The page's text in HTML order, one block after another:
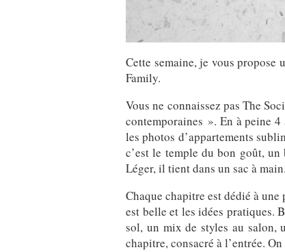
Cette semaine, je vous propose
Family.
Vous ne connaissez pas The
contemporaines ». En à peine
les photos d’appartements
c’est le temple du bon goût,
Léger, il tient dans un sac à
Chaque chapitre est dédié à
est belle et les idées pratiques.
sol, un mix de styles au salon,
chapitre, consacré à l’entrée.